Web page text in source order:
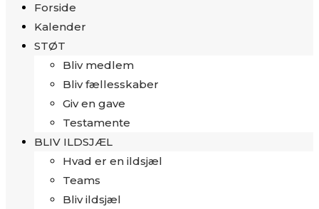
Forside
Kalender
STØT
Bliv medlem
Bliv fællesskaber
Giv en gave
Testamente
BLIV ILDSJÆL
Hvad er en ildsjæl
Teams
Bliv ildsjæl